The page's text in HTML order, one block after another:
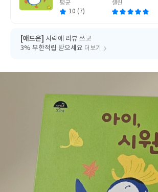
평균
10 (7)
셀린
[애드온] 사락에 리뷰 쓰고
3% 무한적립 받으세요 더보기